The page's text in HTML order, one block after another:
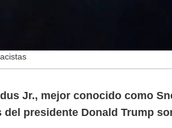
Jr., mejor conocido como
presidente Donald Trump